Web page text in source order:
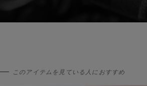
このアイテムを見ている人におすすめ